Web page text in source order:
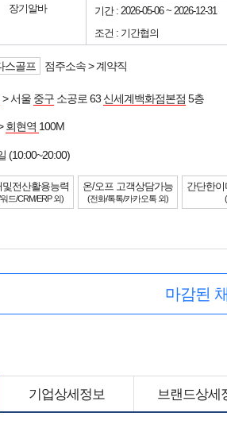
장기알바
기간 : 2026-05-06 ~ 2026-12-31
조건 : 기간협의
스골프 점주소속 > 계약직
> 서울 중구 소공로 63 신세계백화점본점 5층
회현역 100M
(10:00~20:00)
및전산활용능력
드/CRM/ERP 외)
온/오프 고객상담가능
(전화/톡톡/카카오톡 외)
간단한
마감된
기업상세정보 브랜드상세